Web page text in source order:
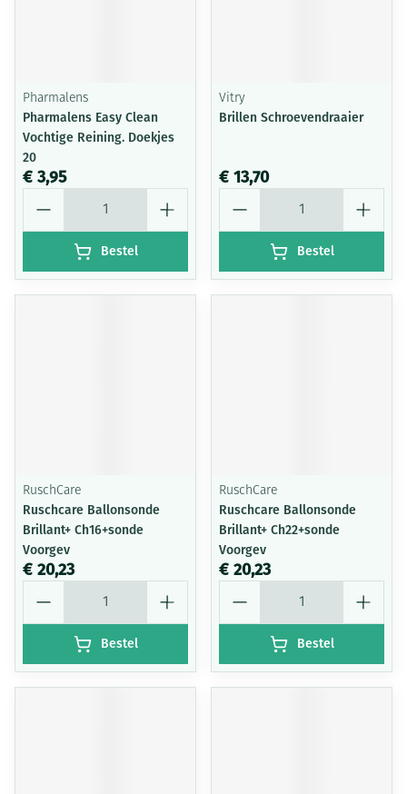
Pharmalens
Pharmalens Easy Clean
Vochtige Reining. Doekjes
20
€ 3,95
Bestel
Vitry
Brillen Schroevendraaier
€ 13,70
Bestel
RuschCare
Ruschcare Ballonsonde
Brillant+ Ch16+sonde
Voorgev
€ 20,23
Bestel
RuschCare
Ruschcare Ballonsonde
Brillant+ Ch22+sonde
Voorgev
€ 20,23
Bestel